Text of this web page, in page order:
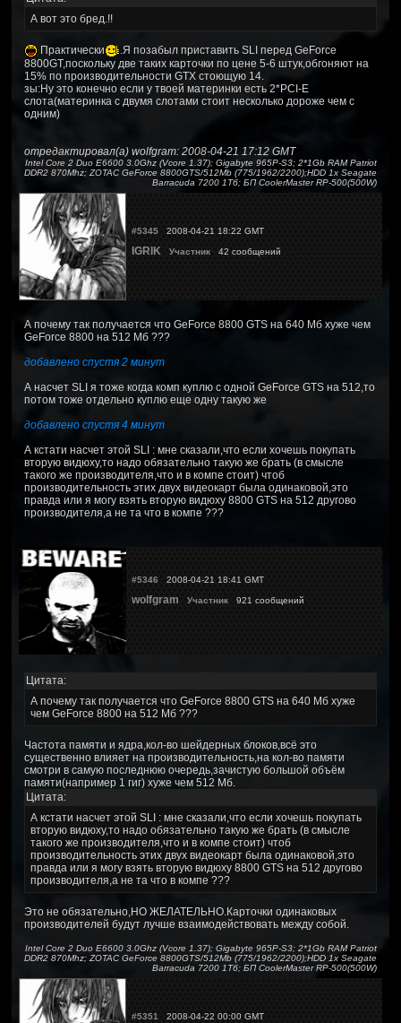
А вот это бред.!!
Практически
.Я позабыл приставить SLI перед GeForce
8800GT,поскольку две таких карточки по цене 5-6 штук,обгоняют на
15% по производительности GTX стоющую 14.
зы:Ну это конечно если у твоей материнки есть 2*PCI-E
слота(материнка с двумя слотами стоит несколько дороже чем с
одним)
отредактировал(а) wolfgram: 2008-04-21 17:12 GMT
Intel Core 2 Duo E6600 3.0Ghz (Vcore 1.37); Gigabyte 965P-S3; 2*1Gb RAM Patriot
DDR2 870Mhz; ZOTAC GeForce 8800GTS/512Mb (775/1962/2200);HDD 1x Seagate
Barracuda 7200 1Тб; БП CoolerMaster RP-500(500W)
#5345 2008-04-21 18:22 GMT
IGRIK Участник 42 сообщений
А почему так получается что GeForce 8800 GTS на 640 Мб хуже чем
GeForce 8800 на 512 Мб ???
добавлено спустя 2 минут
А насчет SLI я тоже когда комп куплю с одной GeForce GTS на 512,то
потом тоже отдельно куплю еще одну такую же
добавлено спустя 4 минут
А кстати насчет этой SLI : мне сказали,что если хочешь покупать
вторую видюху,то надо обязательно такую же брать (в смысле
такого же производителя,что и в компе стоит) чтоб
производительность этих двух видеокарт была одинаковой,это
правда или я могу взять вторую видюху 8800 GTS на 512 другово
производителя,а не та что в компе ???
#5346 2008-04-21 18:41 GMT
wolfgram Участник 921 сообщений
Цитата:
А почему так получается что GeForce 8800 GTS на 640 Мб хуже
чем GeForce 8800 на 512 Мб ???
Частота памяти и ядра,кол-во шейдерных блоков,всё это
существенно влияет на производительность,на кол-во памяти
смотри в самую последнюю очередь,зачистую большой объём
памяти(например 1 гиг) хуже чем 512 Мб.
Цитата:
А кстати насчет этой SLI : мне сказали,что если хочешь покупать
вторую видюху,то надо обязательно такую же брать (в смысле
такого же производителя,что и в компе стоит) чтоб
производительность этих двух видеокарт была одинаковой,это
правда или я могу взять вторую видюху 8800 GTS на 512 другово
производителя,а не та что в компе ???
Это не обязательно,НО ЖЕЛАТЕЛЬНО.Карточки одинаковых
производителей будут лучше взаимодействовать между собой.
Intel Core 2 Duo E6600 3.0Ghz (Vcore 1.37); Gigabyte 965P-S3; 2*1Gb RAM Patriot
DDR2 870Mhz; ZOTAC GeForce 8800GTS/512Mb (775/1962/2200);HDD 1x Seagate
Barracuda 7200 1Тб; БП CoolerMaster RP-500(500W)
#5351 2008-04-22 00:00 GMT